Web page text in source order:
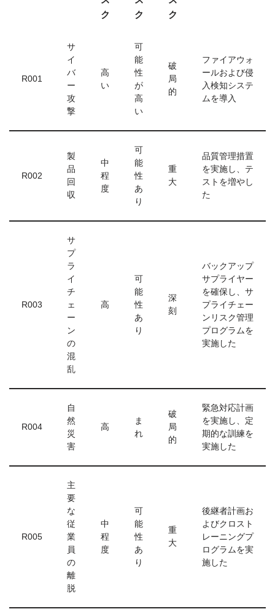
ク
ク
ク
R001
サ
イ
バ
ー
攻
撃
高
い
可
能
性
が
高
い
破
局
的
ファイアウォ
ールおよび侵
入検知システ
ムを導入
R002
製
品
回
収
中
程
度
可
能
性
あ
り
重
大
品質管理措置
を実施し、テ
ストを増やし
た
R003
サ
プ
ラ
イ
チ
ェ
ー
ン
の
混
乱
高
可
能
性
あ
り
深
刻
バックアップ
サプライヤー
を確保し、サ
プライチェー
ンリスク管理
プログラムを
実施した
R004
自
然
災
害
高
ま
れ
破
局
的
緊急対応計画
を実施し、定
期的な訓練を
実施した
R005
主
要
な
従
業
員
の
離
脱
中
程
度
可
能
性
あ
り
重
大
後継者計画お
よびクロスト
レーニングプ
ログラムを実
施した